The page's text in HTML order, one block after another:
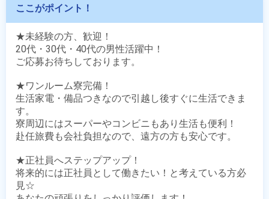
ここがポイント！
★未経験の方、歓迎！
20代・30代・40代の男性活躍中！
ご応募お待ちしております。
★ワンルーム寮完備！
生活家電・備品つきなので引越し後すぐに生活できま
す。
寮周辺にはスーパーやコンビニもあり生活も便利！
赴任旅費も会社負担なので、遠方の方も安心です。
★正社員へステップアップ！
将来的には正社員として働きたい！と考えている方必
見☆